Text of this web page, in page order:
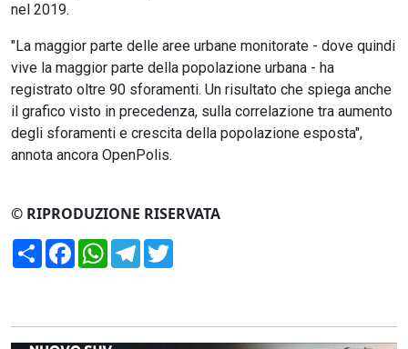
nel 2019.
"La maggior parte delle aree urbane monitorate - dove quindi
vive la maggior parte della popolazione urbana - ha
registrato oltre 90 sforamenti. Un risultato che spiega anche
il grafico visto in precedenza, sulla correlazione tra aumento
degli sforamenti e crescita della popolazione esposta",
annota ancora OpenPolis.
© RIPRODUZIONE RISERVATA
CondividiFacebookWhatsApp
Telegram